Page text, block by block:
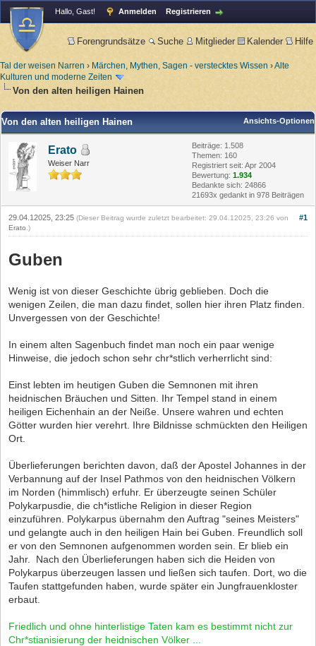
Hallo, Gast! Anmelden Registrieren
Forengrundsätze Suche Mitglieder Kalender Hilfe
Tal der weisen Narren › Märchen, Mythen, Sagen - verstecktes Wissen ›Alte
Kulturen und moderne Zeiten
Von den alten heiligen Hainen
Ansichts-Optionen
Von den alten heiligen Hainen
Erato
Weiser Narr
Beiträge: 1.508
Themen: 160
Registriert seit: Apr 2004
Bewertung: 1.934
Bedankte sich: 24866
21693x gedankt in 978 Beiträgen
#1
29.04.12025, 23:25 (Dieser Beitrag wurde zuletzt bearbeitet: 29.04.12025, 23:26 von
Erato .)
Guben
Wenig ist von dieser Geschichte übrig geblieben. Doch die
wenigen Zeilen, die man dazu findet, sollen hier ihren Platz finden.
Unvergessen von der Geschichte!
In einem alten Sagenbuch findet man noch ein paar wenige
Hinweise, die jedoch schon sehr chr*stlich verherrlicht sind:
Einst lebten im heutigen Guben die Semnonen mit ihren
heidnischen Bräuchen und Sitten. Ihr Tempel stand in einem
heiligen Eichenhain an der Neiße. Unsere wahren und echten
Götter wurden hier verehrt. Ihre Bildnisse schmückten den Heiligen
Ort.
Überlieferungen berichten davon, daß der Apostel Johannes in der
Verbannung auf der Insel Pathmos von den heidnischen Völkern
im Norden (himmlisch) erfuhr. Er überzeugte seinen Schüler
Polykarpusdie, die ch*istliche Religion in dieser Region
einzuführen. Polykarpus übernahm den Auftrag "seines Meisters"
und gelangte auch in den heiligen Hain bei Guben. Freundlich soll
er von den Semnonen aufgenommen worden sein. Er blieb ein
Jahr. Nach den Überlieferungen haben sich die Heiden von
Polykarpus überzeugen lassen und ließen sich taufen. Dort, wo die
Taufen stattgefunden haben, wurde später ein Jungfrauenkloster
erbaut.
Friedlich und ohne hinterlistige Taten kam es bestimmt nicht zur
Chr*stianisierung der heidnischen Völker ...